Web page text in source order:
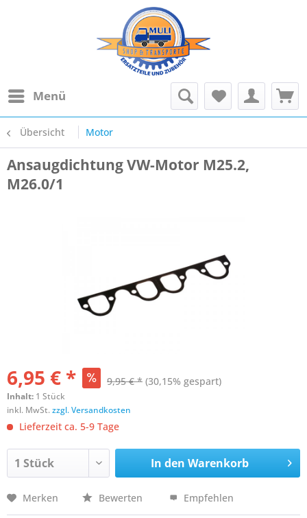
Menü
Übersicht Motor
Ansaugdichtung VW-Motor M25.2,
M26.0/1
6,95 € * 9,95 € * (30,15% gespart)
Inhalt: 1 Stück
inkl. MwSt.zzgl. Versandkosten
Lieferzeit ca. 5-9 Tage
In den Warenkorb
Merken Bewerten Empfehlen